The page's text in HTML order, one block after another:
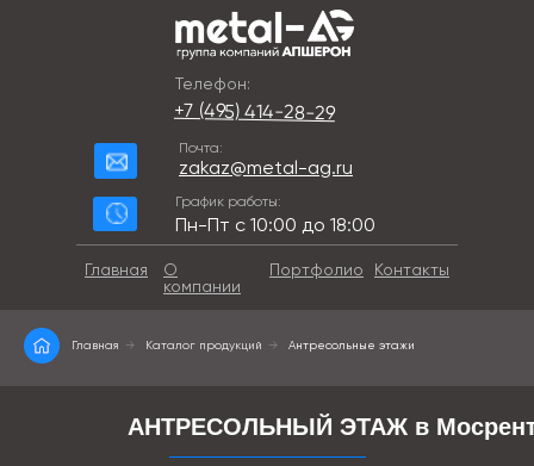
Телефон:
+7 (495) 414-28-29
Почта:
zakaz@metal-ag.ru
График работы:
Пн-Пт с 10:00 до 18:00
Контакты
Портфолио
О
компании
Главная
Главная → Каталог продукций → Антресольные этажи
АНТРЕСОЛЬНЫЙ ЭТАЖ в